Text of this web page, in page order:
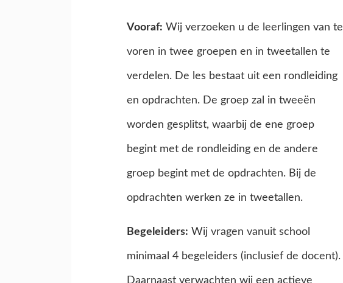
Vooraf: Wij verzoeken u de leerlingen van te
voren in twee groepen en in tweetallen te
verdelen. De les bestaat uit een rondleiding
en opdrachten. De groep zal in tweeën
worden gesplitst, waarbij de ene groep
begint met de rondleiding en de andere
groep begint met de opdrachten. Bij de
opdrachten werken ze in tweetallen.
Begeleiders: Wij vragen vanuit school
minimaal 4 begeleiders (inclusief de docent).
Daarnaast verwachten wij een actieve